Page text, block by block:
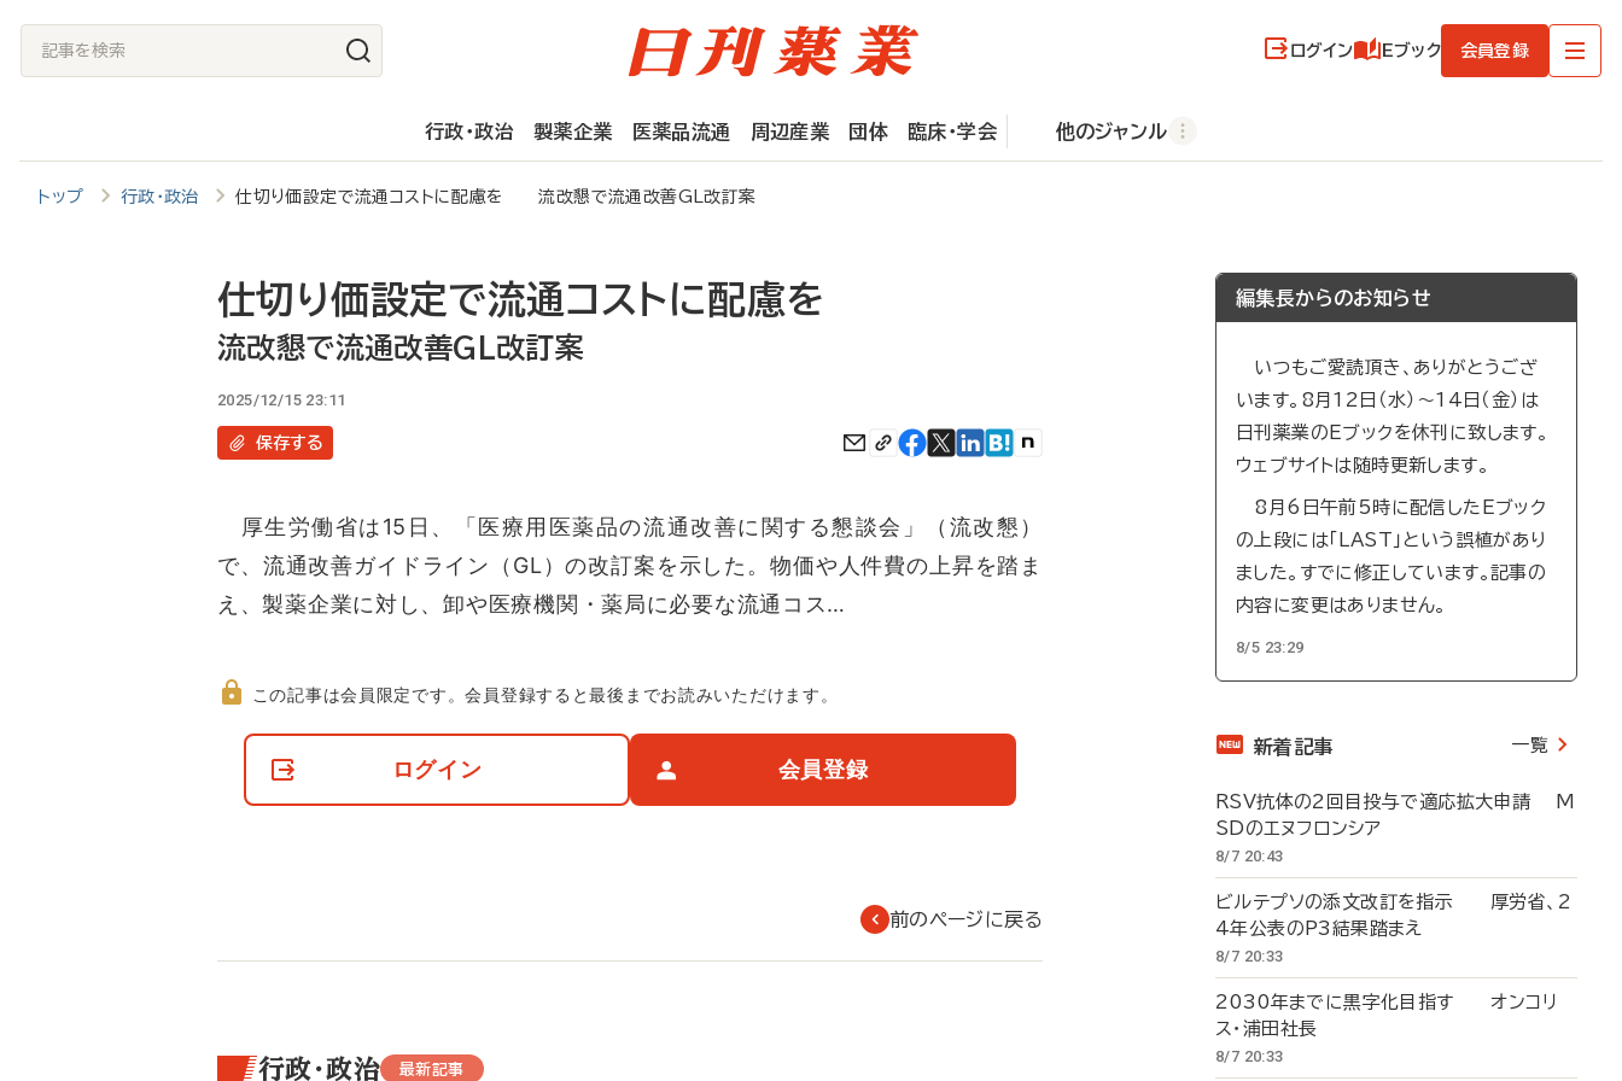
記
事
検
索
ログイン Eブック 会員登録
行政・政治 製薬企業 医薬品流通 周辺産業 団体 臨床・学会 他のジャンル
トップ 行政・政治 仕切り価設定で流通コストに配慮を 流改懇で流通改善GL改訂案
仕切り価設定で流通コストに配慮を
流改懇で流通改善GL改訂案
2025/12/15 23:11
保存する
厚生労働省は15日、「医療用医薬品の流通改善に関する懇談会」（流改懇）
で、流通改善ガイドライン（GL）の改訂案を示した。物価や人件費の上昇を踏ま
え、製薬企業に対し、卸や医療機関・薬局に必要な流通コス…
て
この記事は会員限定です。会員登録すると最後までお読みいただけます。
ログイン 会員登録
前のページに戻る
行政・政治 最新記事
編集長からのお知らせ
いつもご愛読頂き、ありがとうござ
います。8月12日（水）～14日（金）は
日刊薬業のEブックを休刊に致します。
ウェブサイトは随時更新します。
8月6日午前5時に配信したEブック
の上段には「LAST」という誤植があり
ました。すでに修正しています。記事の
内容に変更はありません。
8/5 23:29
新着記事 一覧
RSV抗体の2回目投与で適応拡大申請 M
SDのエヌフロンシア
8/7 20:43
ビルテプソの添文改訂を指示 厚労省、2
4年公表のP3結果踏まえ
8/7 20:33
2030年までに黒字化目指す オンコリ
ス・浦田社長
8/7 20:33